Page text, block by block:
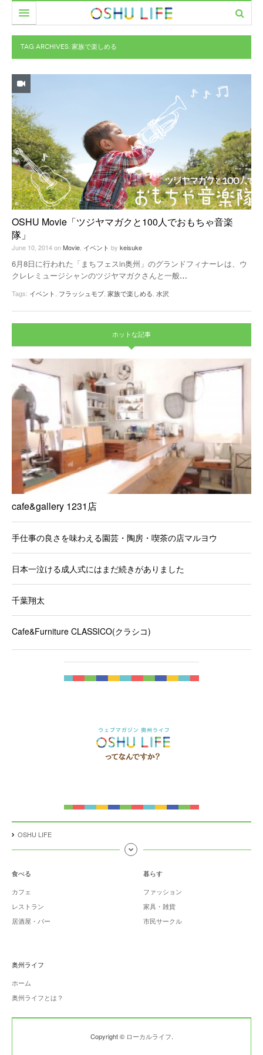
食べる
カフェ
暮らす
家具・雑貨
美容室
農と人をめぐる
働く
イベント
PEOPLE
CAMERA
MOVIE
TAG ARCHIVES: 家族で楽しめる
OSHU Movie「ツジヤマガクと100人でおもちゃ音楽
隊」
June 10, 2014onMovie イベント by keisuke
6月8日に行われた「まちフェスin奥州」のグランドフィナーレは、ウ
クレレミュージシャンのツジヤマガクさんと一般…
Tags: イベント フラッシュモブ 家族で楽しめる 水沢
ホットな記事
cafe&gallery 1231店
手仕事の良さを味わえる園芸・陶房・喫茶の店マルヨウ
日本一泣ける成人式にはまだ続きがありました
千葉翔太
Cafe&Furniture CLASSICO(クラシコ)
OSHU LIFE
食べる
カフェ
レストラン
居酒屋・バー
暮らす
ファッション
家具・雑貨
市民サークル
奥州ライフ
ホーム
奥州ライフとは？
Copyright © ローカルライフ.